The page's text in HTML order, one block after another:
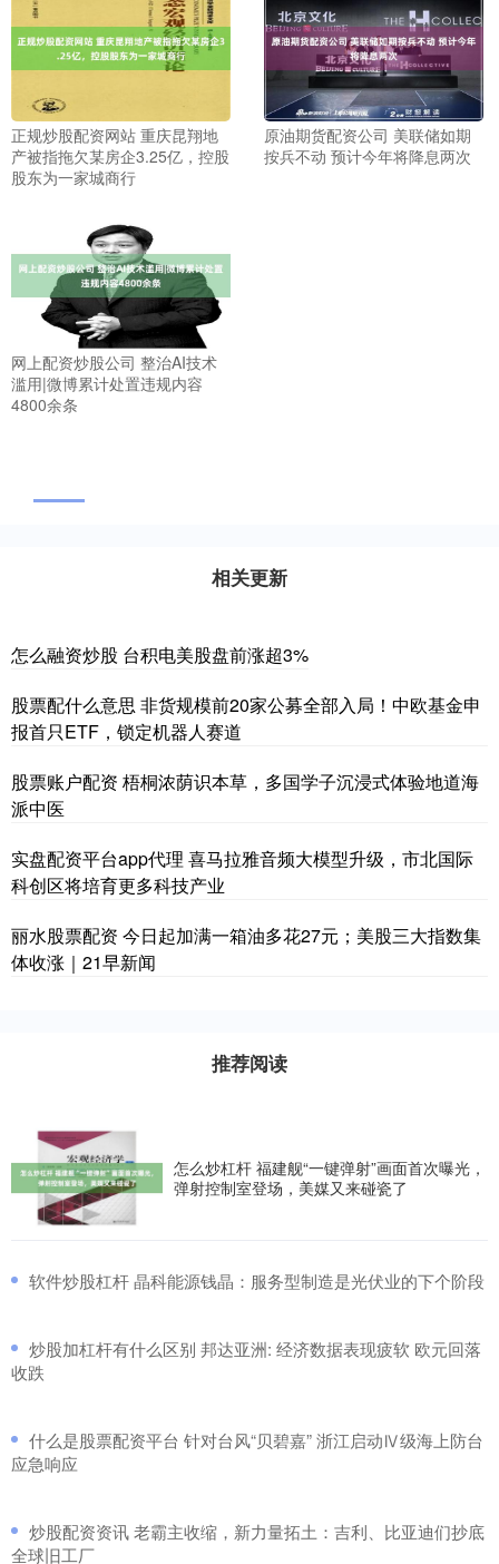
正规炒股配资网站 重庆昆翔地
产被指拖欠某房企3.25亿，控股
股东为一家城商行
原油期货配资公司 美联储如期
按兵不动 预计今年将降息两次
网上配资炒股公司 整治AI技术
滥用|微博累计处置违规内容
4800余条
相关更新
怎么融资炒股 台积电美股盘前涨超3%
股票配什么意思 非货规模前20家公募全部入局！中欧基金申
报首只ETF，锁定机器人赛道
股票账户配资 ​梧桐浓荫识本草，多国学子沉浸式体验地道海
派中医
实盘配资平台app代理 喜马拉雅音频大模型升级，市北国际
科创区将培育更多科技产业
丽水股票配资 今日起加满一箱油多花27元；美股三大指数集
体收涨｜21早新闻
推荐阅读
怎么炒杠杆 福建舰“一键弹射”画面首次曝光，
弹射控制室登场，美媒又来碰瓷了
​软件炒股杠杆 晶科能源钱晶：服务型制造是光伏业的下个阶段
​炒股加杠杆有什么区别 邦达亚洲: 经济数据表现疲软 欧元回落
收跌
​什么是股票配资平台 针对台风“贝碧嘉” 浙江启动Ⅳ级海上防台
应急响应
​炒股配资资讯 老霸主收缩，新力量拓土：吉利、比亚迪们抄底
全球旧工厂